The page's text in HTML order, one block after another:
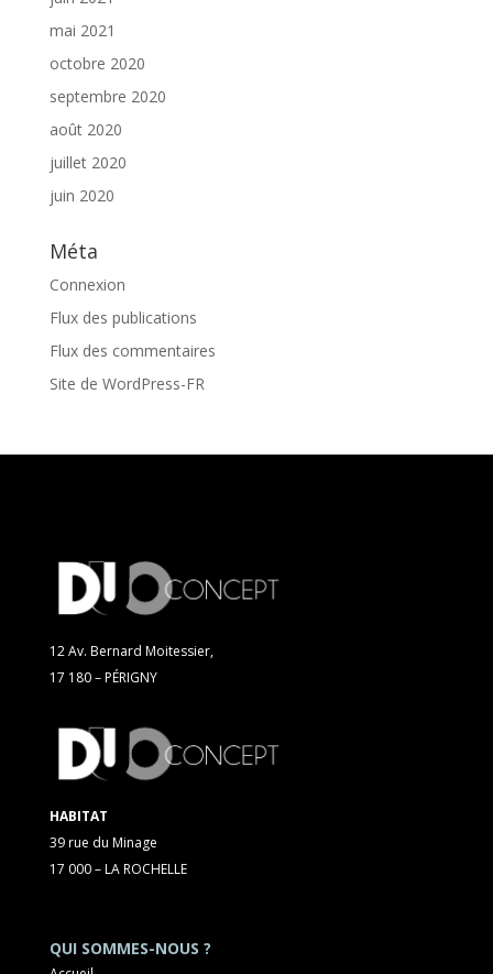
mai 2021
octobre 2020
septembre 2020
août 2020
juillet 2020
juin 2020
Méta
Connexion
Flux des publications
Flux des commentaires
Site de WordPress-FR
12 Av. Bernard Moitessier,
17 180 – PÉRIGNY
HABITAT
39 rue du Minage
17 000 – LA ROCHELLE
QUI SOMMES-NOUS ?